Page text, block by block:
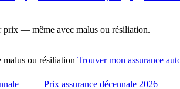
prix — même avec malus ou résiliation.
malus ou résiliation Trouver mon assurance
Prix assurance décennale 2026